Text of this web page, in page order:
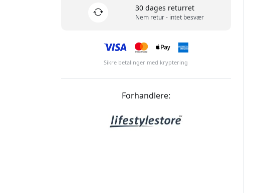
30 dages returret
Nem retur - intet besvær
Sikre betalinger med kryptering
Forhandlere: